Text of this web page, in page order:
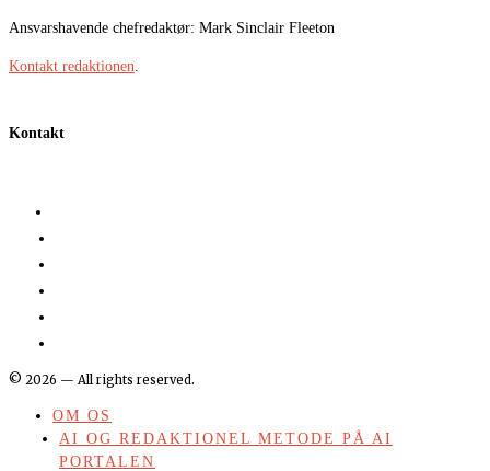
Ansvarshavende chefredaktør: Mark Sinclair Fleeton
Kontakt redaktionen.
Kontakt
© 2026 — All rights reserved.
OM OS
AI OG REDAKTIONEL METODE PÅ AI
PORTALEN